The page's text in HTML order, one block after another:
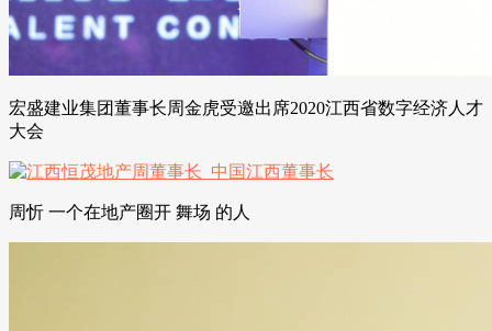
宏盛建业集团董事长周金虎受邀出席2020江西省数字经济人才
大会
周忻 一个在地产圈开 舞场 的人